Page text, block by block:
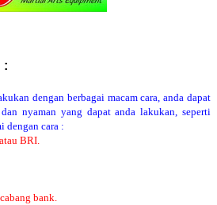
:
dengan berbagai macam cara, anda dapat
nyaman yang dapat anda lakukan, seperti
dengan cara :
BRI.
bank.